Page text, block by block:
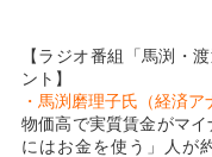
【ラジオ番組「馬渕・
ント】
・馬渕磨理子氏（経済ア
物価高で実質賃金がマ
にはお金を使う」人が